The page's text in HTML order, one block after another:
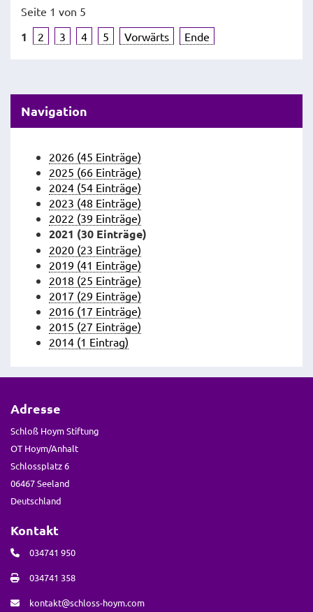
Seite 1 von 5
1 2 3 4 5 Vorwärts Ende
Navigation
2026 (45 Einträge)
2025 (66 Einträge)
2024 (54 Einträge)
2023 (48 Einträge)
2022 (39 Einträge)
2021 (30 Einträge)
2020 (23 Einträge)
2019 (41 Einträge)
2018 (25 Einträge)
2017 (29 Einträge)
2016 (17 Einträge)
2015 (27 Einträge)
2014 (1 Eintrag)
Adresse
Schloß Hoym Stiftung
OT Hoym/Anhalt
Schlossplatz 6
06467 Seeland
Deutschland
Kontakt
034741 950
034741 358
kontakt@schloss-hoym.com